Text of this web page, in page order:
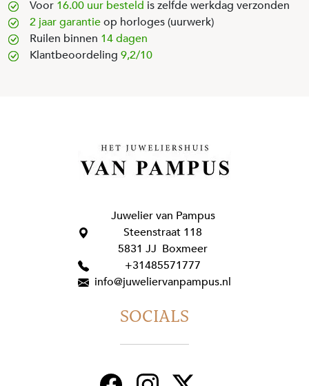
Voor 16.00 uur besteld is zelfde werkdag verzonden
2 jaar garantieop horloges (uurwerk)
Ruilen binnen 14 dagen
Klantbeoordeling 9,2/10
Juwelier van Pampus
Steenstraat 118
5831 JJ Boxmeer
+31485571777
info@juweliervanpampus.nl
SOCIALS